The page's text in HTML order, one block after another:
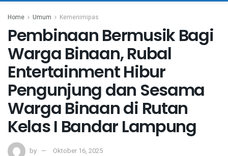
Home Umum Kemenimipas
Pembinaan Bermusik Bagi
Warga Binaan, Rubal
Entertainment Hibur
Pengunjung dan Sesama
Warga Binaan di Rutan
Kelas I Bandar Lampung
by Oktober 16, 2025